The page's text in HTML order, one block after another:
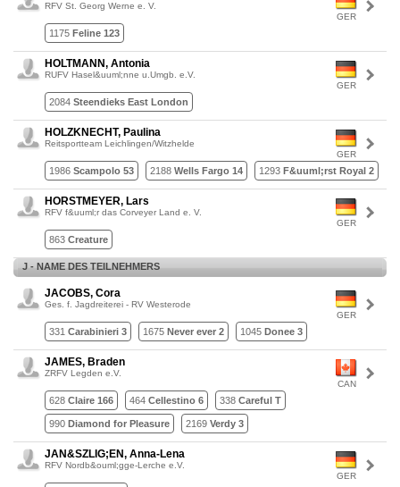
GER
RFV St. Georg Werne e. V.
1175 Feline 123
GER
HOLTMANN, Antonia
RUFV Hasel&uuml;nne u.Umgb. e.V.
2084 Steendieks East London
GER
HOLZKNECHT, Paulina
Reitsportteam Leichlingen/Witzhelde
1986 Scampolo 53 2188 Wells Fargo 14 1293 F&uuml;rst Royal 2
GER
HORSTMEYER, Lars
RFV f&uuml;r das Corveyer Land e. V.
863 Creature
J - NAME DES TEILNEHMERS
GER
JACOBS, Cora
Ges. f. Jagdreiterei - RV Westerode
331 Carabinieri 3 1675 Never ever 2 1045 Donee 3
CAN
JAMES, Braden
ZRFV Legden e.V.
628 Claire 166 464 Cellestino 6 338 Careful T
990 Diamond for Pleasure 2169 Verdy 3
GER
JAN&SZLIG;EN, Anna-Lena
RFV Nordb&ouml;gge-Lerche e.V.